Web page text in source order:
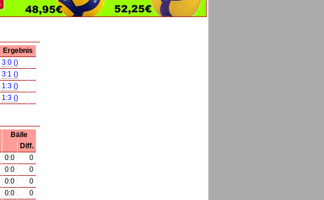
Ergebnis
3:0 ()
3:1 ()
1:3 ()
1:3 ()
Bälle
Diff.
0:0
0
0:0
0
0:0
0
0:0
0